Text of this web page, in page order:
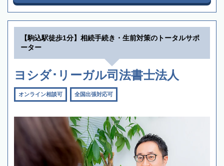
【駒込駅徒歩1分】相続手続き・生前対策のトータルサポ
ーター
ヨシダ･リーガル司法書士法人
オンライン相談可 全国出張対応可